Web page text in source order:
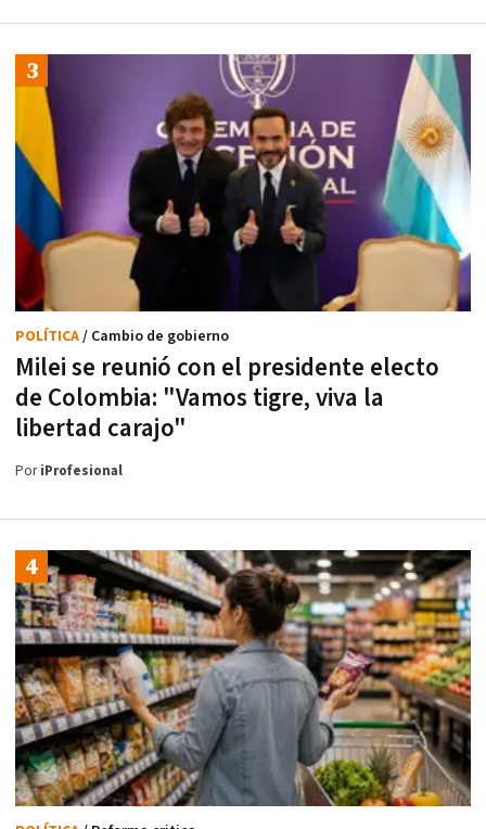
Milei se reunió con el presidente electo
de Colombia: "Vamos tigre, viva la
libertad carajo"
POLÍTICA/ Cambio de gobierno
PoriProfesional